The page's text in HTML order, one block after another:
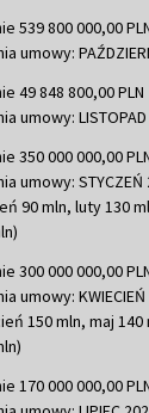
539 800 000,00
umowy:
49 848 800,00 PLN
umowy:
350 000 000,00
umowy: STYCZEŃ
90 mln, luty 130
300 000 000,00
umowy: KWIECIEŃ
150 mln, maj 140
170 000 000,00